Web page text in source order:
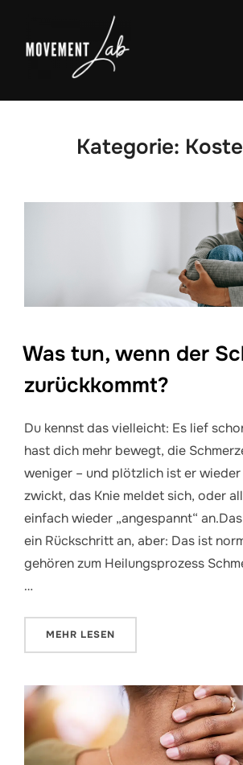
springen
Kategorie:
Was tun, wenn der
zurückkommt?
Du kennst das vielleicht: Es lief
hast dich mehr bewegt, die
weniger – und plötzlich ist er wieder
zwickt, das Knie meldet sich, oder
einfach wieder „angespannt“
ein Rückschritt an, aber: Das ist
gehören zum Heilungsprozess
…
MEHR ÜBER „WAS TUN, WENN DER
LESEN